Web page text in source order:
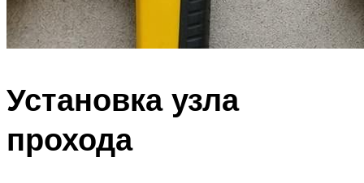
Установка узла
прохода